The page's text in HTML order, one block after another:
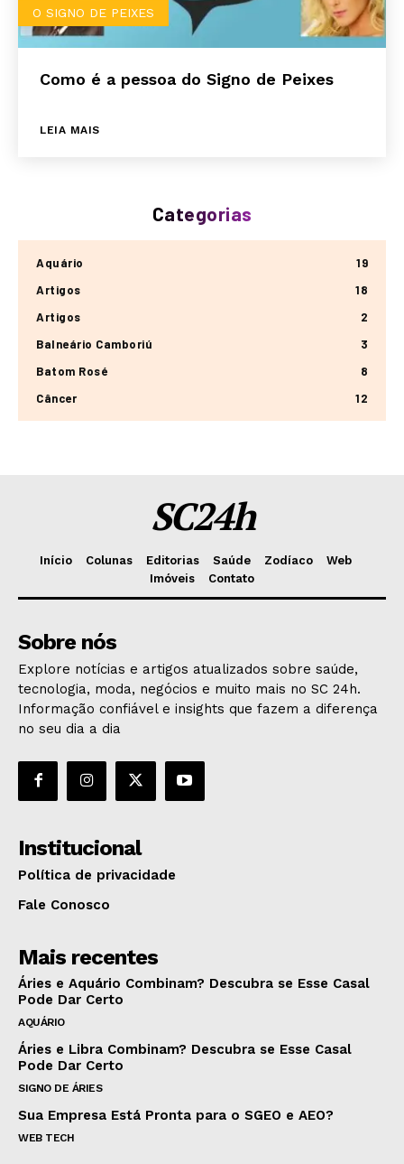
O SIGNO DE PEIXES
Como é a pessoa do Signo de Peixes
LEIA MAIS
Categorias
Aquário
19
Artigos
18
Artigos
2
Balneário Camboriú
3
Batom Rosé
8
Câncer
12
SC24h
Início Colunas Editorias Saúde Zodíaco
Web
Imóveis
Contato
Sobre nós
Explore notícias e artigos atualizados sobre saúde,
tecnologia, moda, negócios e muito mais no SC 24h.
Informação confiável e insights que fazem a diferença
no seu dia a dia
Institucional
Política de privacidade
Fale Conosco
Mais recentes
Áries e Aquário Combinam? Descubra se Esse Casal
Pode Dar Certo
AQUÁRIO
Áries e Libra Combinam? Descubra se Esse Casal
Pode Dar Certo
SIGNO DE ÁRIES
Sua Empresa Está Pronta para o SGEO e AEO?
WEB TECH